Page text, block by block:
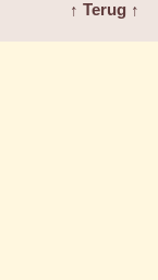
↑ Terug ↑